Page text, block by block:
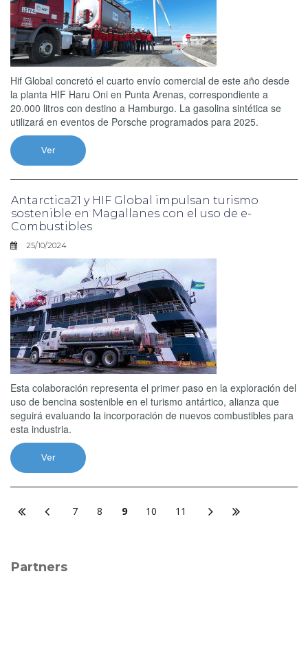
Hif Global concretó el cuarto envío comercial de este año desde
la planta HIF Haru Oni en Punta Arenas, correspondiente a
20.000 litros con destino a Hamburgo. La gasolina sintética se
utilizará en eventos de Porsche programados para 2025.
Ver
Antarctica21 y HIF Global impulsan turismo
sostenible en Magallanes con el uso de e-
Combustibles
25/10/2024
Esta colaboración representa el primer paso en la exploración del
uso de bencina sostenible en el turismo antártico, alianza que
seguirá evaluando la incorporación de nuevos combustibles para
esta industria.
Ver
7 8 9 10 11
Partners